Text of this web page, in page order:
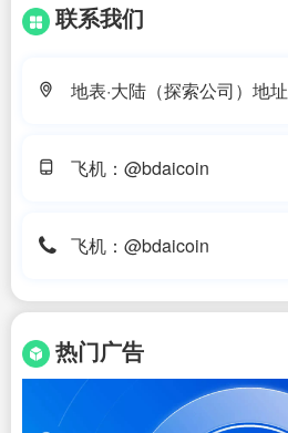
联系我们
地表·大陆（探索公司）地址
飞机：@bdaicoin
飞机：@bdaicoin
热门广告